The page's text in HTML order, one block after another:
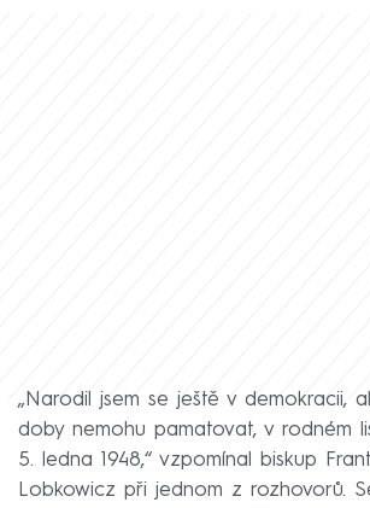
„Narodil jsem se ještě v demokracii,
doby nemohu pamatovat, v rodném
5. ledna 1948,“ vzpomínal biskup
Lobkowicz při jednom z rozhovorů.